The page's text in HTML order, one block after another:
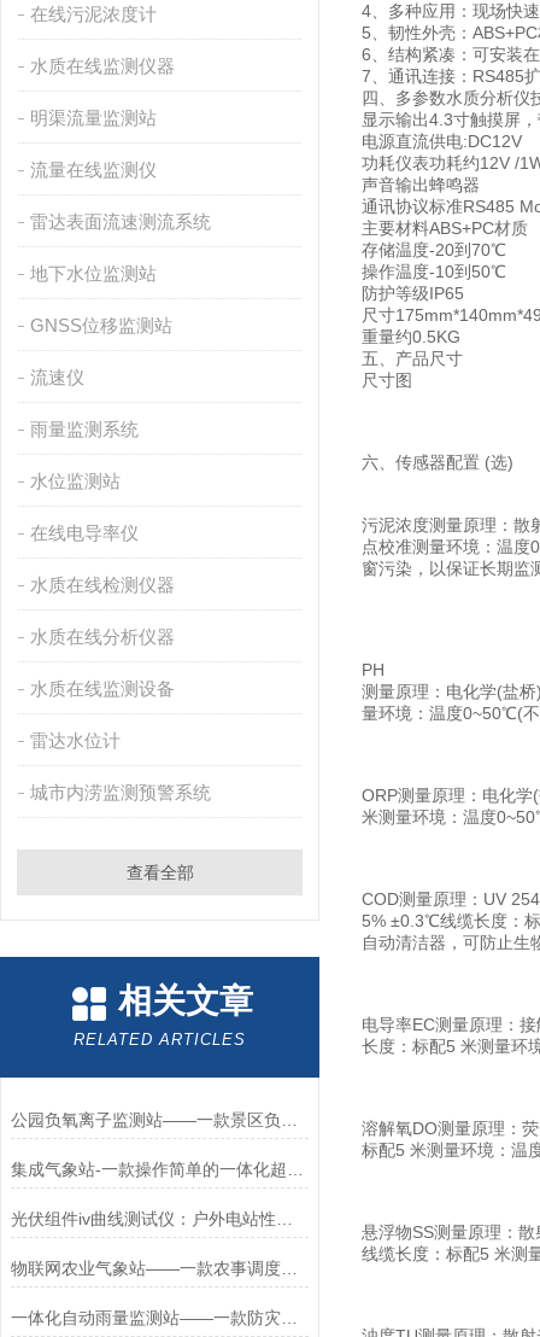
在线污泥浓度计
水质在线监测仪器
明渠流量监测站
流量在线监测仪
雷达表面流速测流系统
地下水位监测站
GNSS位移监测站
流速仪
雨量监测系统
水位监测站
在线电导率仪
水质在线检测仪器
水质在线分析仪器
水质在线监测设备
雷达水位计
城市内涝监测预警系统
查看全部
相关文章
RELATED ARTICLES
物联网农业气象站——一款农事调度的设施化农业气象站2026+派+送
一体化自动雨量监测站——一款防灾减灾的一体化雨量监测站设备2026+派+送
4、多种应用：现场快
5、韧性外壳：
6、结构紧凑：可安装
7、通讯连接：RS485
四、多参数水质分析仪
显示输出4.3寸触摸屏
电源直流供电:DC12V
功耗仪表功耗约12V /
声音输出蜂鸣器
通讯协议标准RS485
主要材料ABS+PC材质
存储温度-20到70℃
操作温度-10到50℃
防护等级IP65
尺寸
重量约0.5KG
五、产品尺寸
尺寸图
六、传感器配置 (选)
污泥浓度测量原理：散
点校准测量环境：温
窗污染，以保证长期监
PH
测量原理：电化学(盐
量环境：温度0~50℃(
ORP测量原理：电化
米测量环境：温度
COD测量原理：UV
5% ±0.3℃线缆长度：
自动清洁器，可防止生
电导率EC测量原理：
长度：标配5 米测量环
溶解氧DO测量原理：
标配5 米测量环境：温
悬浮物SS测量原理：
线缆长度：标配5 米测